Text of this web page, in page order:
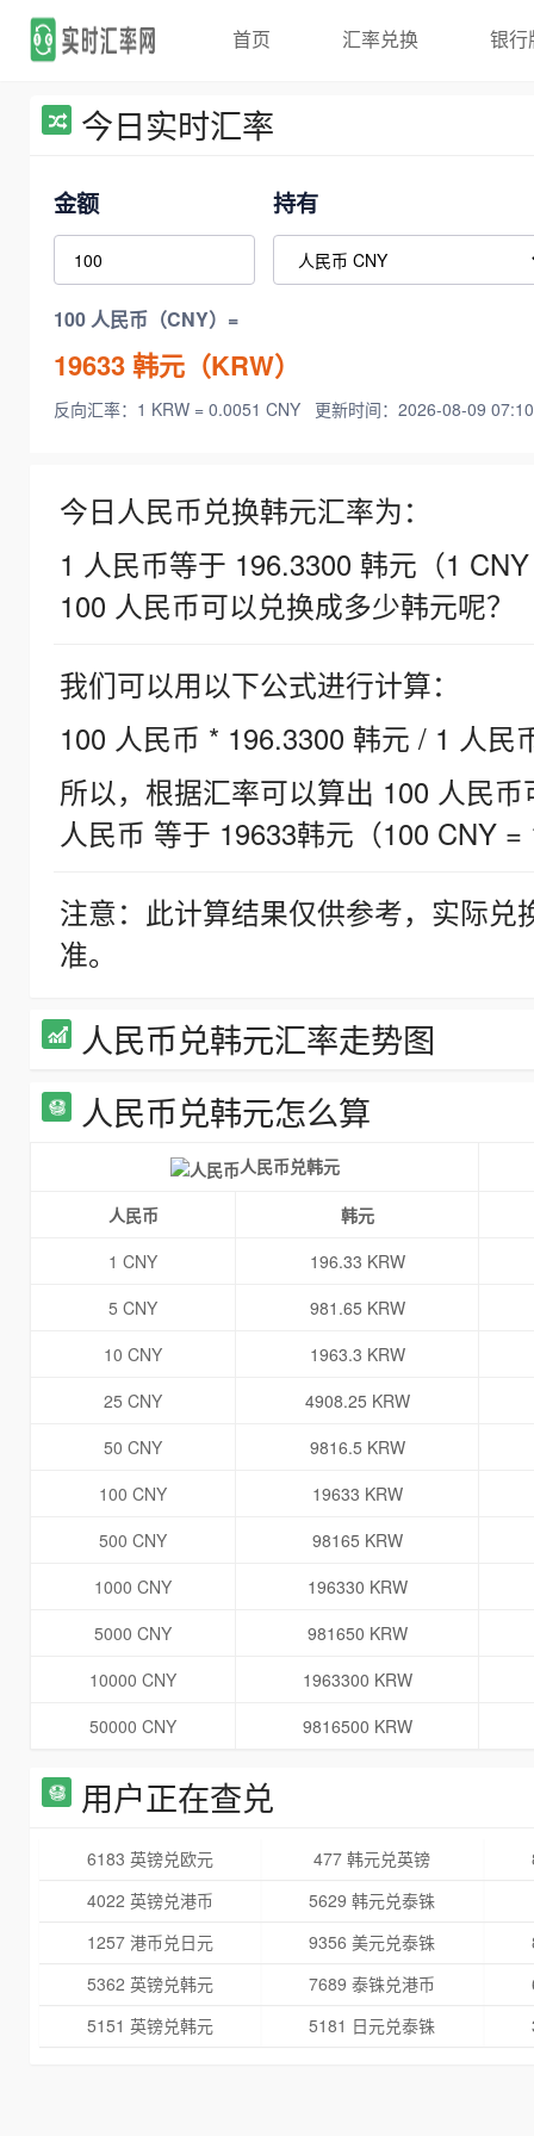
首页 汇率兑换 银行
今日实时汇率
金额 持有
100 人民币（CNY）=
19633韩元（KRW）
反向汇率：1 KRW = 0.0051 CNY 更新时间：2026-08-09
今日人民币兑换韩元汇率为：
1 人民币等于 196.3300 韩元（1
100 人民币可以兑换成多少韩元呢？
我们可以用以下公式进行计算：
100 人民币 * 196.3300 韩元 / 1 人民
所以，根据汇率可以算出 100 人民
人民币 等于 19633韩元（100 CNY =
注意：此计算结果仅供参考，实际
准。
人民币兑韩元汇率走势图
人民币兑韩元怎么算
人民币兑韩元
人民币
韩元
1 CNY
196.33 KRW
5 CNY
981.65 KRW
10 CNY
1963.3 KRW
25 CNY
4908.25 KRW
50 CNY
9816.5 KRW
100 CNY
19633 KRW
500 CNY
98165 KRW
1000 CNY
196330 KRW
5000 CNY
981650 KRW
10000 CNY
1963300 KRW
50000 CNY
9816500 KRW
用户正在查兑
6183 英镑兑欧元 477 韩元兑英镑
4022 英镑兑港币
5629 韩元兑泰铢
1257 港币兑日元
9356 美元兑泰铢
5362 英镑兑韩元
7689 泰铢兑港币
5151 英镑兑韩元
5181 日元兑泰铢